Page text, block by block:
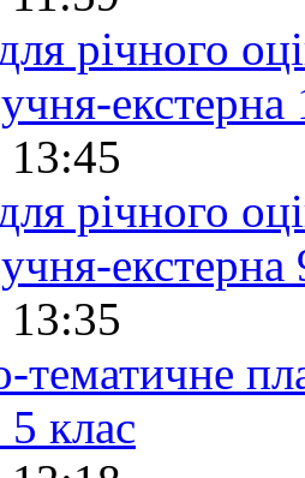
річного
екстерна
річного
екстерна
тематичне
клас